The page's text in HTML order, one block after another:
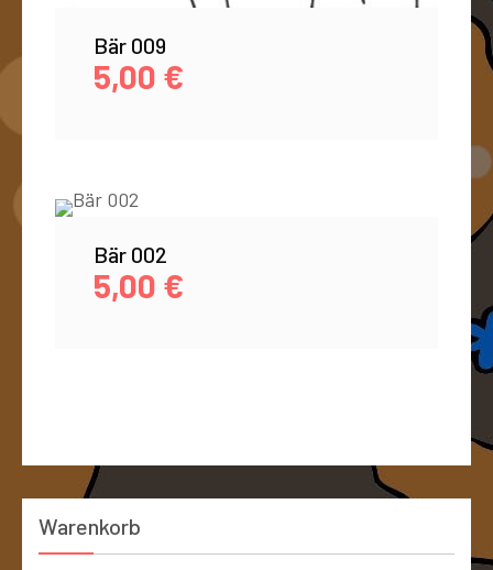
Bär 009
5,00 €
Bär 002
5,00 €
Warenkorb